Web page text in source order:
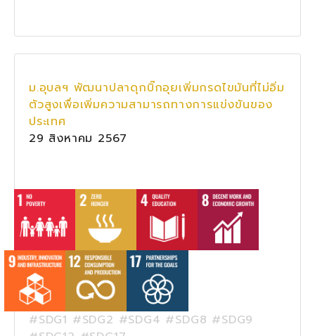
ม.อุบลฯ พัฒนาปลาดุกบิ๊กอุยเพิ่มกรดไขมันที่ไม่อิ่ม
ตัวสูงเพื่อเพิ่มความสามารถทางการแข่งขันของ
ประเทศ
29 สิงหาคม 2567
#SDG1 #SDG2 #SDG4 #SDG8 #SDG9